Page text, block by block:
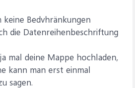
keine Bedvhränkungen
die Datenreihenbeschriftung
mal deine Mappe hochladen,
kann man erst einmal
sagen.